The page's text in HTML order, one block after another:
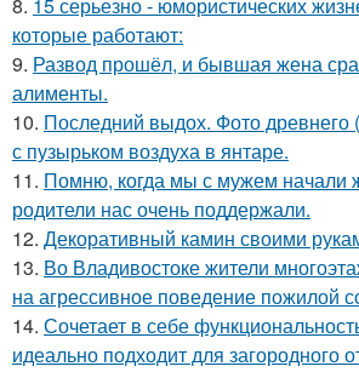
8. 15 серьезно - юмористических
которые работают:
9. Развод прошёл, и бывшая жена
алименты.
10. Последний выдох. Фото древнего
с пузырьком воздуха в янтаре.
11. Помню, когда мы с мужем начали
родители нас очень поддержали.
12. Декоративный камин своими
13. Во Владивостоке жители
на агрессивное поведение пожилой
14. Сочетает в себе
идеально подходит для загородного